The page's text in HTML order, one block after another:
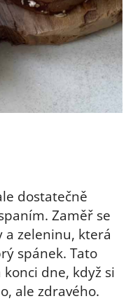
dostatečně
Zaměř se
a zeleninu, která
spánek. Tato
dne, když si
ale zdravého.